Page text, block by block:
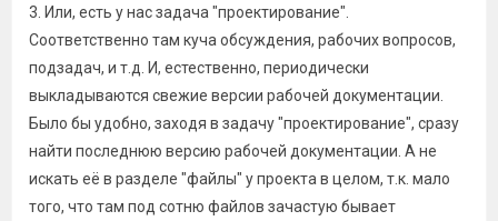
3. Или, есть у нас задача "проектирование".
Соответственно там куча обсуждения, рабочих вопросов,
подзадач, и т.д. И, естественно, периодически
выкладываются свежие версии рабочей документации.
Было бы удобно, заходя в задачу "проектирование", сразу
найти последнюю версию рабочей документации. А не
искать её в разделе "файлы" у проекта в целом, т.к. мало
того, что там под сотню файлов зачастую бывает